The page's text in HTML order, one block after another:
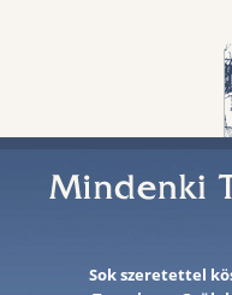
Sok szeretettel